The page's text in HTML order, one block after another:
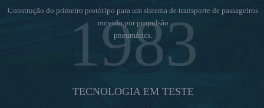
Construção do primeiro protótipo para um sistema de transporte de passageiros
movido por propulsão
pneumática.
1983
TECNOLOGIA EM TESTE